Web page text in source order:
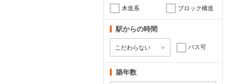
木造系 ブロック構造
駅からの時間
バス可
築年数